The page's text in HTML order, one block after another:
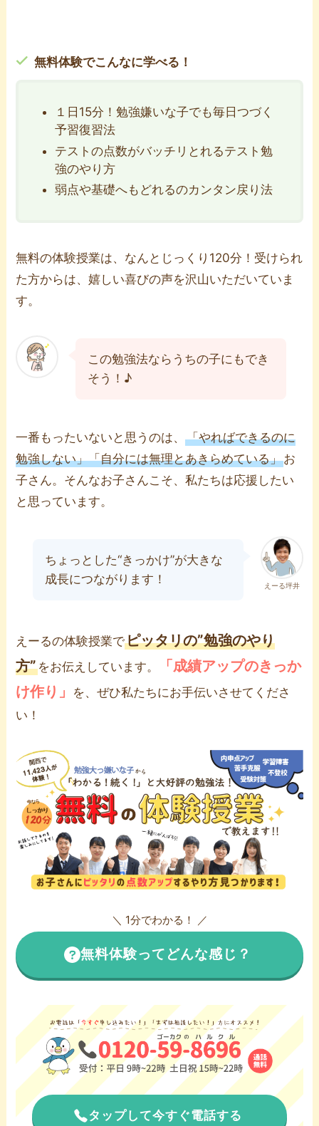
無料体験でこんなに学べる！
１日15分！勉強嫌いな子でも毎日つづく
予習復習法
テストの点数がバッチリとれるテスト勉
強のやり方
弱点や基礎へもどれるのカンタン戻り法
無料の体験授業は、なんとじっくり120分！受けられ
た方からは、嬉しい喜びの声を沢山いただいていま
す。
この勉強法ならうちの子にもでき
そう！♪
一番もったいないと思うのは、「やればできるのに
勉強しない」「自分には無理とあきらめている」お
子さん。そんなお子さんこそ、私たちは応援したい
と思っています。
えーる坪井
ちょっとした“きっかけ”が大きな
成長につながります！
えーるの体験授業でピッタリの”勉強のやり
方”をお伝えしています。
「成績アップのきっか
け作り」
を、ぜひ私たちにお手伝いさせてくださ
い！
＼ 1分でわかる！ ／
無料体験ってどんな感じ？
タップして今すぐ電話する